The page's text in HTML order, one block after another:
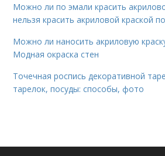
Можно ли по эмали красить
нельзя красить акриловой краской
Можно ли наносить акриловую
Модная окраска стен
Точечная роспись декоративной
тарелок, посуды: способы, фото